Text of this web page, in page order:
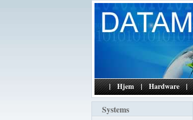
| Hjem | Hardware |
Systems